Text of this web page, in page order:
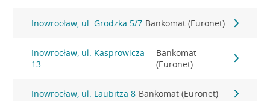
Inowrocław, ul. Grodzka 5/7 Bankomat (Euronet)
Inowrocław, ul. Kasprowicza
13
Bankomat
(Euronet)
Inowrocław, ul. Laubitza 8 Bankomat (Euronet)